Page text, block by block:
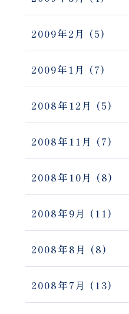
2009年2月 (5)
2009年1月 (7)
2008年12月 (5)
2008年11月 (7)
2008年10月 (8)
2008年9月 (11)
2008年8月 (8)
2008年7月 (13)